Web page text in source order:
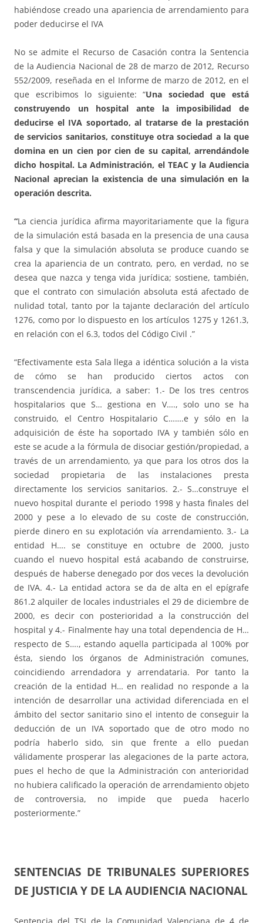
habiéndose creado una apariencia de arrendamiento para
poder deducirse el IVA
No se admite el Recurso de Casación contra la Sentencia
de la Audiencia Nacional de 28 de marzo de 2012, Recurso
552/2009, reseñada en el Informe de marzo de 2012, en el
que escribimos lo siguiente: “Una sociedad que está
construyendo un hospital ante la imposibilidad de
deducirse el IVA soportado, al tratarse de la prestación
de servicios sanitarios, constituye otra sociedad a la que
domina en un cien por cien de su capital, arrendándole
dicho hospital. La Administración, el TEAC y la Audiencia
Nacional aprecian la existencia de una simulación en la
operación descrita.
“La ciencia jurídica afirma mayoritariamente que la figura
de la simulación está basada en la presencia de una causa
falsa y que la simulación absoluta se produce cuando se
crea la apariencia de un contrato, pero, en verdad, no se
desea que nazca y tenga vida jurídica; sostiene, también,
que el contrato con simulación absoluta está afectado de
nulidad total, tanto por la tajante declaración del artículo
1276, como por lo dispuesto en los artículos 1275 y 1261.3,
en relación con el 6.3, todos del Código Civil .”
“Efectivamente esta Sala llega a idéntica solución a la vista
de cómo se han producido ciertos actos con
transcendencia jurídica, a saber: 1.- De los tres centros
hospitalarios que S… gestiona en V…., solo uno se ha
construido, el Centro Hospitalario C…….e y sólo en la
adquisición de éste ha soportado IVA y también sólo en
este se acude a la fórmula de disociar gestión/propiedad, a
través de un arrendamiento, ya que para los otros dos la
sociedad propietaria de las instalaciones presta
directamente los servicios sanitarios. 2.- S…construye el
nuevo hospital durante el periodo 1998 y hasta finales del
2000 y pese a lo elevado de su coste de construcción,
pierde dinero en su explotación vía arrendamiento. 3.- La
entidad H…. se constituye en octubre de 2000, justo
cuando el nuevo hospital está acabando de construirse,
después de haberse denegado por dos veces la devolución
de IVA. 4.- La entidad actora se da de alta en el epígrafe
861.2 alquiler de locales industriales el 29 de diciembre de
2000, es decir con posterioridad a la construcción del
hospital y 4.- Finalmente hay una total dependencia de H…
respecto de S…., estando aquella participada al 100% por
ésta, siendo los órganos de Administración comunes,
coincidiendo arrendadora y arrendataria. Por tanto la
creación de la entidad H… en realidad no responde a la
intención de desarrollar una actividad diferenciada en el
ámbito del sector sanitario sino el intento de conseguir la
deducción de un IVA soportado que de otro modo no
podría haberlo sido, sin que frente a ello puedan
válidamente prosperar las alegaciones de la parte actora,
pues el hecho de que la Administración con anterioridad
no hubiera calificado la operación de arrendamiento objeto
de controversia, no impide que pueda hacerlo
posteriormente.”
SENTENCIAS DE TRIBUNALES SUPERIORES
DE JUSTICIA Y DE LA AUDIENCIA NACIONAL